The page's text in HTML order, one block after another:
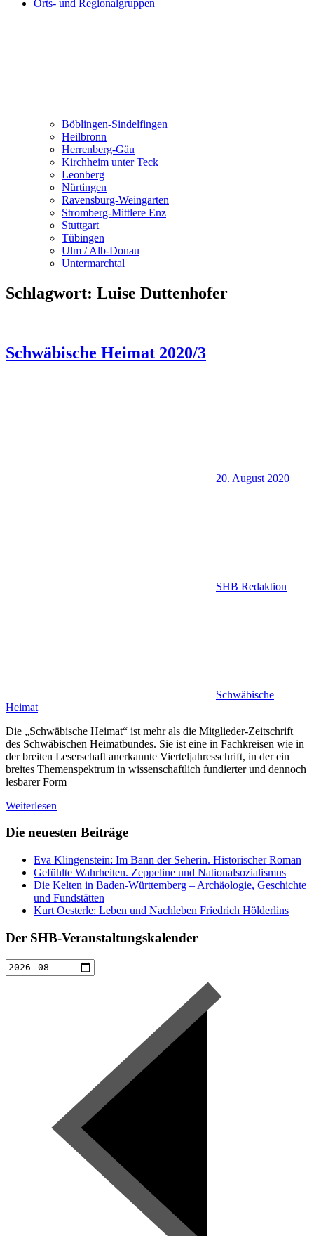
Orts- und Regionalgruppen
Böblingen-Sindelfingen
Heilbronn
Herrenberg-Gäu
Kirchheim unter Teck
Leonberg
Nürtingen
Ravensburg-Weingarten
Stromberg-Mittlere Enz
Stuttgart
Tübingen
Ulm / Alb-Donau
Untermarchtal
Schlagwort: Luise Duttenhofer
Schwäbische Heimat 2020/3
20. August 2020
SHB Redaktion
Schwäbische
Heimat
Die „Schwäbische Heimat“ ist mehr als die Mitglieder-Zeitschrift
des Schwäbischen Heimatbundes. Sie ist eine in Fachkreisen wie in
der breiten Leserschaft anerkannte Vierteljahresschrift, in der ein
breites Themenspektrum in wissenschaftlich fundierter und dennoch
lesbarer Form
Weiterlesen
Die neuesten Beiträge
Eva Klingenstein: Im Bann der Seherin. Historischer Roman
Gefühlte Wahrheiten. Zeppeline und Nationalsozialismus
Die Kelten in Baden-Württemberg – Archäologie, Geschichte
und Fundstätten
Kurt Oesterle: Leben und Nachleben Friedrich Hölderlins
Der SHB-Veranstaltungskalender